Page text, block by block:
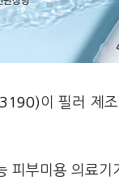
이 필러 제
피부미용 의료